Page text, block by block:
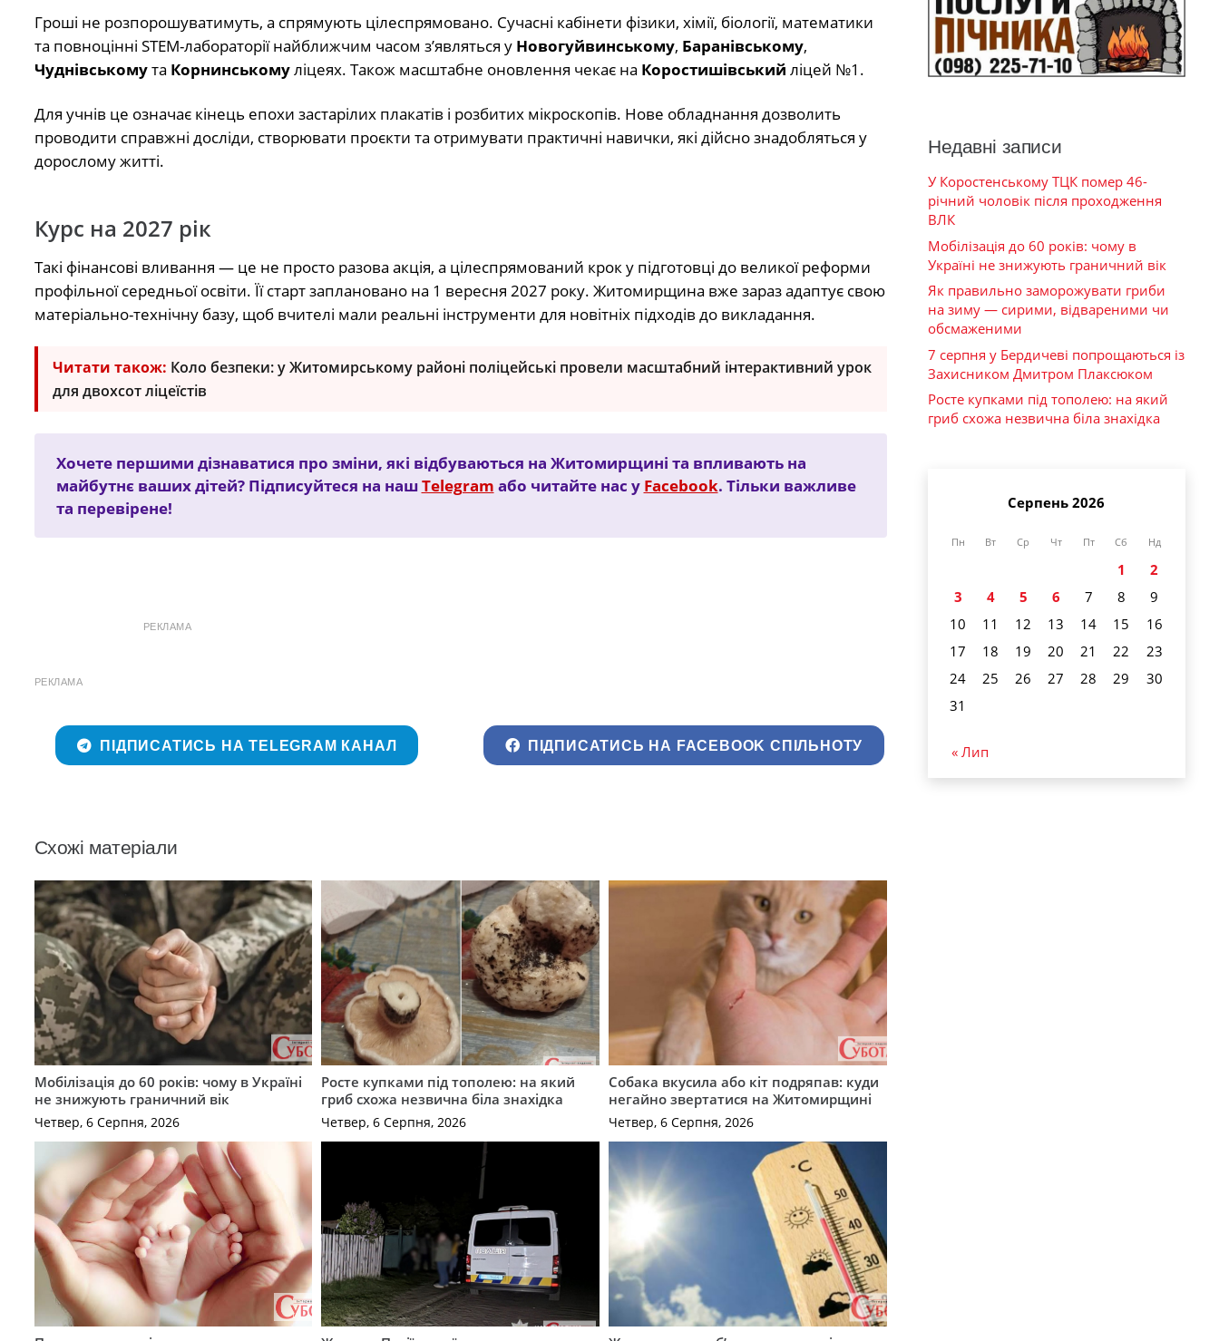
Гроші не розпорошуватимуть, а спрямують цілеспрямовано. Сучасні кабінети фізики, хімії, біології, математики
та повноцінні STEM-лабораторії найближчим часом з’являться у Новогуйвинському, Баранівському,
Чуднівськомута Корнинськомуліцеях. Також масштабне оновлення чекає на Коростишівський ліцей №1.
Для учнів це означає кінець епохи застарілих плакатів і розбитих мікроскопів. Нове обладнання дозволить
проводити справжні досліди, створювати проєкти та отримувати практичні навички, які дійсно знадобляться у
дорослому житті.
Курс на 2027 рік
Такі фінансові вливання — це не просто разова акція, а цілеспрямований крок у підготовці до великої реформи
профільної середньої освіти. Її старт заплановано на 1 вересня 2027 року. Житомирщина вже зараз адаптує свою
матеріально-технічну базу, щоб вчителі мали реальні інструменти для новітніх підходів до викладання.
Читати також: Коло безпеки: у Житомирському районі поліцейські провели масштабний інтерактивний урок
для двохсот ліцеїстів
Хочете першими дізнаватися про зміни, які відбуваються на Житомирщині та впливають на
майбутнє ваших дітей? Підписуйтеся на нашTelegram або читайте нас у Facebook. Тільки важливе
та перевірене!
РЕКЛАМА
РЕКЛАМА
ПІДПИСАТИСЬ НА TELEGRAM КАНАЛ ПІДПИСАТИСЬ НА FACEBOOK СПІЛЬНОТУ
Схожі матеріали
Мобілізація до 60 років: чому в Україні
не знижують граничний вік
Четвер, 6 Серпня, 2026
Росте купками під тополею: на який
гриб схожа незвична біла знахідка
Четвер, 6 Серпня, 2026
Собака вкусила або кіт подряпав: куди
негайно звертатися на Житомирщині
Четвер, 6 Серпня, 2026
Недавні записи
У Коростенському ТЦК помер 46-
річний чоловік після проходження
ВЛК
Мобілізація до 60 років: чому в
Україні не знижують граничний вік
Як правильно заморожувати гриби
на зиму — сирими, відвареними чи
обсмаженими
7 серпня у Бердичеві попрощаються із
Захисником Дмитром Плаксюком
Росте купками під тополею: на який
гриб схожа незвична біла знахідка
Серпень 2026
Пн Вт Ср Чт Пт Сб Нд
1
2
3
4 5 6 7 8
9
10
11 12 13 14 15
16
17
18 19 20 21 22
23
24
25 26 27 28 29
30
31
« Лип